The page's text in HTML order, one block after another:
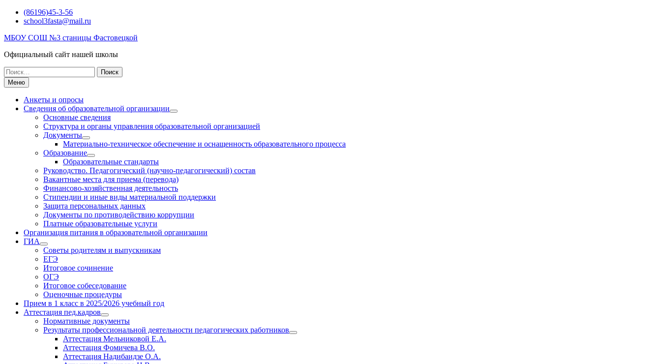
Перейти(86196)45-3-56
school3fasta@mail.ru
МБОУ СОШ №3 станицы Фастовецкой
Официальный сайт нашей школы
Поиск
по:Меню
Анкеты и опросы
Сведения об образовательной организации
Основные сведения
Структура и органы управления образовательной организацией
Документы
Материально-техническое обеспечение и оснащенность образовательного процесса
Образование
Образовательные стандарты
Руководство. Педагогический (научно-педагогический) состав
Вакантные места для приема (перевода)
Финансово-хозяйственная деятельность
Стипендии и иные виды материальной поддержки
Защита персональных данных
Документы по противодействию коррупции
Платные образовательные услуги
Организация питания в образовательной организации
ГИА
Советы родителям и выпускникам
ЕГЭ
Итоговое сочинение
ОГЭ
Итоговое собеседование
Оценочные процедуры
Прием в 1 класс в 2025/2026 учебный год
Аттестация пед.кадров
Нормативные документы
Результаты профессиональной деятельности педагогических работников
Аттестация Мельниковой Е.А.
Аттестация Фомичева В.О.
Аттестация Надибаидзе О.А.